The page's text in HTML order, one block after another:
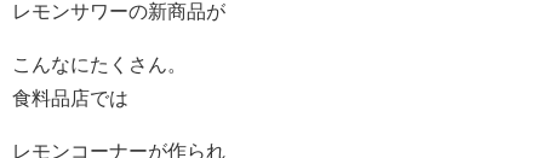
レモンサワーの新商品が
こんなにたくさん。
食料品店では
レモンコーナーが作られ